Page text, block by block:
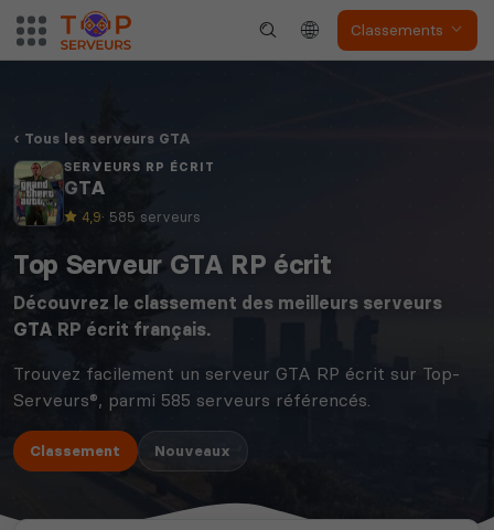
Classements
Tous les serveurs GTA
SERVEURS RP ÉCRIT
GTA
4,9· 585 serveurs
Top Serveur GTA RP écrit
Découvrez le classement des meilleurs serveurs
GTA RP écrit français.
Trouvez facilement un serveur GTA RP écrit sur Top-
Serveurs®, parmi 585 serveurs référencés.
Classement Nouveaux